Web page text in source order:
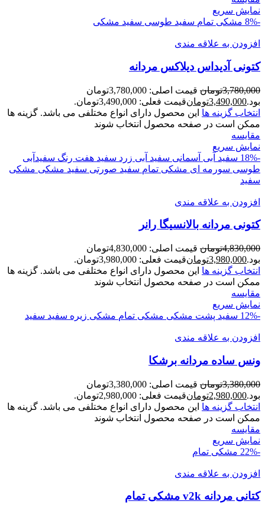
نمایش سریع
-8%
مشکی تمام سفید طوسی سفید مشکی
افزودن به علاقه مندی
کتونی آدیداس دیلاکس مردانه
3,780,000تومان
قیمت اصلی: 3,780,000تومان
بود.3,490,000تومانقیمت فعلی: 3,490,000تومان.
انتخاب گزینه ها این محصول دارای انواع مختلفی می باشد. گزینه ها
ممکن است در صفحه محصول انتخاب شوند
مقايسه
نمایش سریع
-18%
سفید آبی آسمانی سفید آبی زرد سفید هفت رنگ سفیدآبی
طوسی سورمه ای مشکی تمام سفید صورتی سفید مشکی مشکی
سفید
افزودن به علاقه مندی
کتونی مردانه بالانسيگا رانر
4,830,000تومان
قیمت اصلی: 4,830,000تومان
بود.3,980,000تومانقیمت فعلی: 3,980,000تومان.
انتخاب گزینه ها این محصول دارای انواع مختلفی می باشد. گزینه ها
ممکن است در صفحه محصول انتخاب شوند
مقايسه
نمایش سریع
-12%
سفید پشت مشکی مشکی تمام مشکی زیره سفید سفید
افزودن به علاقه مندی
ونس ساده مردانه برشکا
3,380,000تومان
قیمت اصلی: 3,380,000تومان
بود.2,980,000تومانقیمت فعلی: 2,980,000تومان.
انتخاب گزینه ها این محصول دارای انواع مختلفی می باشد. گزینه ها
ممکن است در صفحه محصول انتخاب شوند
مقايسه
نمایش سریع
-22%
مشکی تمام
افزودن به علاقه مندی
کتانی مردانه v2k مشکی تمام